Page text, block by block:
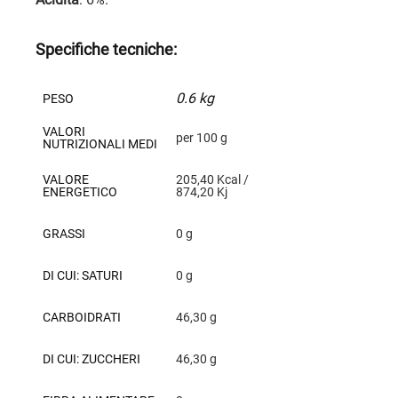
Specifiche tecniche:
PESO 0.6 kg
VALORI
NUTRIZIONALI MEDI
per 100 g
VALORE
ENERGETICO
205,40 Kcal /
874,20 Kj
GRASSI 0 g
DI CUI: SATURI 0 g
CARBOIDRATI 46,30 g
DI CUI: ZUCCHERI 46,30 g